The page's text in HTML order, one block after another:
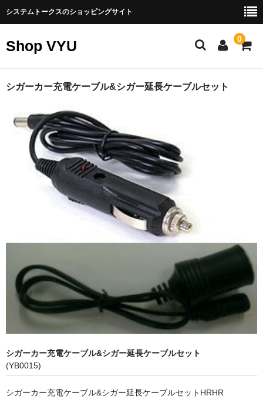
システムトークスのショッピングサイト
Shop VYU 0
製品カテゴリー
エネルギー製品
スゴイバッテリー
ナノ発電所
ソーラーパネル（太陽光発電）
その他エネルギー製品
USB製品
スゴイケーブル（SUGOI CABLE)
その他周辺機器製品
健康（ヘルスケア）
シガーカー充電ケーブル&シガー延長ケーブルセット
シガーカー充電ケーブル&シガー延長ケーブルセット
(YB0015)
シガーカー充電ケーブル&シガー延長ケーブルセットHRHR